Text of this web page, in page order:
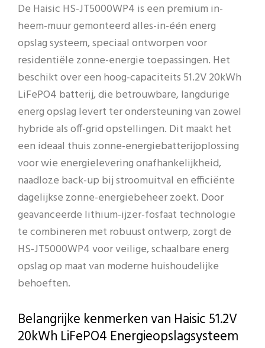
De Haisic HS-JT5000WP4 is een premium in-
heem-muur gemonteerd alles-in-één energ
opslag systeem, speciaal ontworpen voor
residentiële zonne-energie toepassingen. Het
beschikt over een hoog-capaciteits 51.2V 20kWh
LiFePO4 batterij, die betrouwbare, langdurige
energ opslag levert ter ondersteuning van zowel
hybride als off-grid opstellingen. Dit maakt het
een ideaal thuis zonne-energiebatterijoplossing
voor wie energielevering onafhankelijkheid,
naadloze back-up bij stroomuitval en efficiënte
dagelijkse zonne-energiebeheer zoekt. Door
geavanceerde lithium-ijzer-fosfaat technologie
te combineren met robuust ontwerp, zorgt de
HS-JT5000WP4 voor veilige, schaalbare energ
opslag op maat van moderne huishoudelijke
behoeften.
Belangrijke kenmerken van Haisic 51.2V
20kWh LiFePO4 Energieopslagsysteem